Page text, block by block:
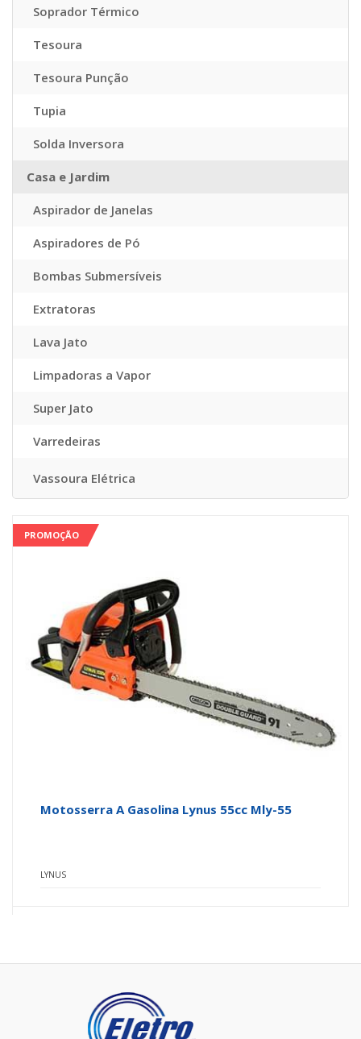
Soprador Térmico
Tesoura
Tesoura Punção
Tupia
Solda Inversora
Casa e Jardim
Aspirador de Janelas
Aspiradores de Pó
Bombas Submersíveis
Extratoras
Lava Jato
Limpadoras a Vapor
Super Jato
Varredeiras
Vassoura Elétrica
PROMOÇÃO
Motosserra A Gasolina Lynus 55cc Mly-55
LYNUS